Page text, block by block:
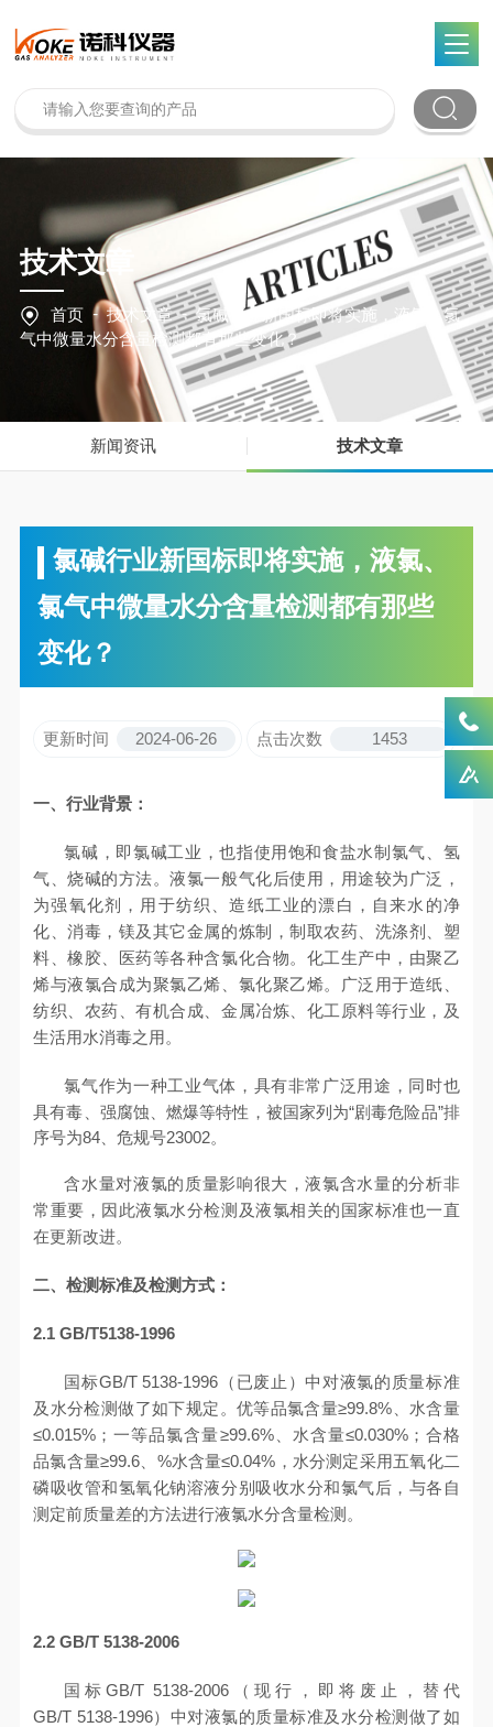
技术文章
首页 - 技术文章 - 氯碱行业新国标即将实施，液氯、氯
气中微量水分含量检测都有那些变化？
新闻资讯 技术文章
氯碱行业新国标即将实施，液氯、
氯气中微量水分含量检测都有那些
变化？
更新时间 2024-06-26 点击次数 1453
一、行业背景：
氯碱，即氯碱工业，也指使用饱和食盐水制氯气、氢
气、烧碱的方法。液氯一般气化后使用，用途较为广泛，
为强氧化剂，用于纺织、造纸工业的漂白，自来水的净
化、消毒，镁及其它金属的炼制，制取农药、洗涤剂、塑
料、橡胶、医药等各种含氯化合物。化工生产中，由聚乙
烯与液氯合成为聚氯乙烯、氯化聚乙烯。广泛用于造纸、
纺织、农药、有机合成、金属冶炼、化工原料等行业，及
生活用水消毒之用。
氯气作为一种工业气体，具有非常广泛用途，同时也
具有毒 、强腐蚀、燃爆等特性，被国家列为“剧毒危险品”排
序号为84、危规号23002。
含水量对液氯的质量影响很大，液氯含水量的分析非
常重要，因此液氯水分检测及液氯相关的国家标准也一直
在更新改进。
二、检测标准及检测方式：
2.1 GB/T5138-1996
国标GB/T 5138-1996（已废止）中对液氯的质量标准
及水分检测做了如下规定。优等品氯含量≥99.8%、水含量
≤0.015%；一等品氯含量≥99.6%、水含量≤0.030%；合格
品氯含量≥99.6、%水含量≤0.04%，水分测定采用五氧化二
磷吸收管和氢氧化钠溶液分别吸收水分和氯气后，与各自
测定前质量差的方法进行液氯水分含量检测。
2.2 GB/T 5138-2006
国标GB/T 5138-2006（现行，即将废止，替代
GB/T 5138-1996）中对液氯的质量标准及水分检测做了如